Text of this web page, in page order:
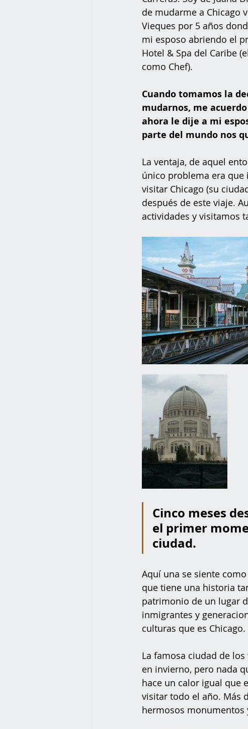
de mudarme a Chicago
Vieques por 5 años
mi esposo abriendo el
Hotel & Spa del Caribe
como Chef).
Cuando tomamos la
mudarnos, me
ahora le dije a mi
parte del mundo nos
La ventaja, de aquel
único problema era que
visitar Chicago (su
después de este viaje.
actividades y visitamos
Cinco meses
el primer
ciudad.
Aquí una se siente
que tiene una historia
patrimonio de un lugar
inmigrantes y
culturas que es Chicago.
La famosa ciudad de
en invierno, pero nada
hace un calor igual que
visitar todo el año. Más
hermosos monumentos